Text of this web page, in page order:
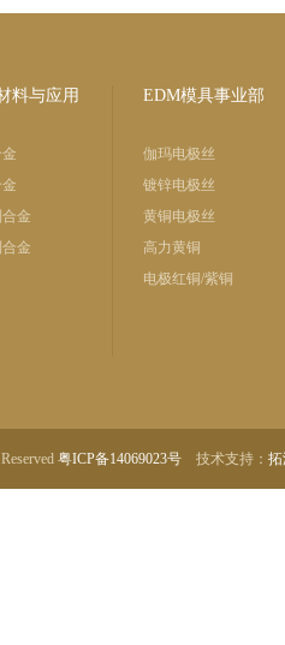
料与应用
金
金
EDM模具事业部
伽玛电极丝
镀锌电极丝
黄铜电极丝
高力黄铜
电极红铜/紫铜
粤ICP备14069023号 技术支持：